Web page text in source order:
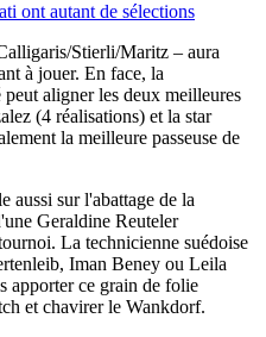
ont autant de sélections
Stierli/Maritz – aura
à jouer. En face, la
aligner les deux meilleures
(4 réalisations) et la star
la meilleure passeuse de
aussi sur l'abattage de la
Geraldine Reuteler
La technicienne suédoise
Iman Beney ou Leila
apporter ce grain de folie
et chavirer le Wankdorf.